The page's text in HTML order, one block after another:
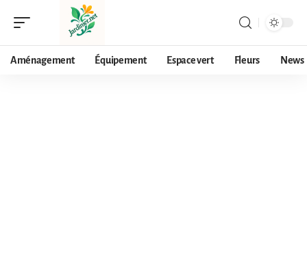
Aménagement Équipement Espace vert Fleurs News